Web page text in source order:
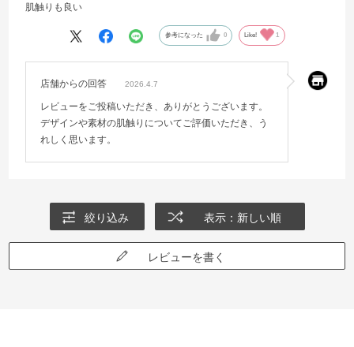
肌触りも良い
参考になった 0 Like! 1
店舗からの回答 2026.4.7
レビューをご投稿いただき、ありがとうございます。
デザインや素材の肌触りについてご評価いただき、う
れしく思います。
絞り込み 表示：新しい順
レビューを書く